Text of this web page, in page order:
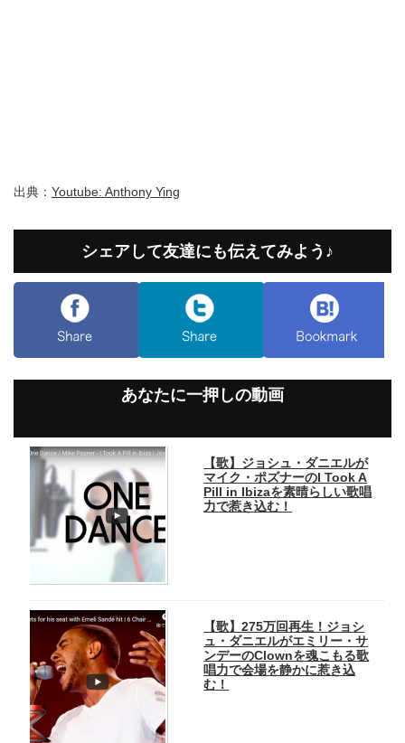
出典： Youtube: Anthony Ying
シェアして友達にも伝えてみよう♪
あなたに一押しの動画
【歌】ジョシュ・ダニエルが
マイク・ポズナーのI Took A
Pill in Ibizaを素晴らしい歌唱
力で惹き込む！
【歌】275万回再生！ジョシ
ュ・ダニエルがエミリー・サ
ンデーのClownを魂こもる歌
唱力で会場を静かに惹き込
む！